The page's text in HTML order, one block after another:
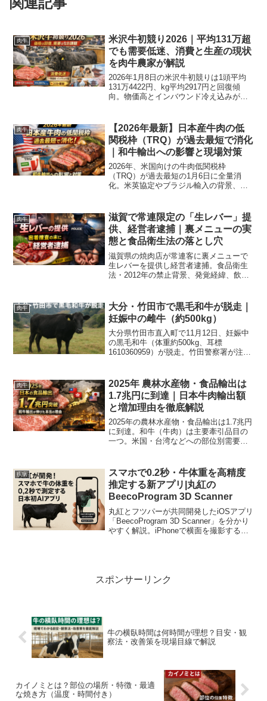
肉牛
米沢牛初競り2026｜平均131万超
でも需要低迷、消費と生産の現状
を肉牛農家が解説
2026年1月8日の米沢牛初競りは1頭平均
131万4422円、kg平均2917円と回復傾
向。物価高とインバウンド冷え込みが需
肉牛
【2026年最新】日本産牛肉の低
関税枠（TRQ）が過去最短で消化
｜和牛輸出への影響と現場対策
2026年、米国向けの牛肉低関税枠
（TRQ）が過去最短の1月6日に全量消
化。米英協定やブラジル輸入の背景、和
肉牛
滋賀で常連限定の「生レバー」提
供、経営者逮捕｜裏メニューの実
態と食品衛生法の落とし穴
滋賀県の焼肉店が常連客に裏メニューで
生レバーを提供し経営者逮捕。食品衛生
法・2012年の禁止背景、発覚経緯、飲食
肉牛
大分・竹田市で黒毛和牛が脱走｜
妊娠中の雌牛（約500kg）
大分県竹田市直入町で11月12日、妊娠中
の黒毛和牛（体重約500kg、耳標
1610360959）が脱走。竹田警察署が注意
点で分かりやすく解説します。
肉牛
2025年 農林水産物・食品輸出は
1.7兆円に到達｜日本牛肉輸出額
と増加理由を徹底解説
2025年の農林水産物・食品輸出は1.7兆円
に到達。和牛（牛肉）は主要牽引品目の
一つ。米国・台湾などへの部位別需要と
疾病
スマホで0.2秒・牛体重を高精度
推定する新アプリ|丸紅の
BeecoProgram 3D Scanner
丸紅とフツパーが共同開発したiOSアプリ
「BeecoProgram 3D Scanner」を分かり
やすく解説。iPhoneで横面を撮影するだ
スポンサーリンク
牛の横臥時間は何時間が理想？目安・観
察法・改善策を現場目線で解説
カイノミとは？部位の場所・特徴・最適
な焼き方（温度・時間付き）